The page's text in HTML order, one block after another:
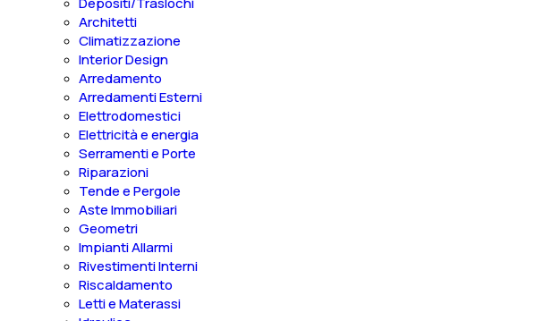
Architetti
Climatizzazione
Interior Design
Arredamento
Arredamenti Esterni
Elettrodomestici
Elettricità e energia
Serramenti e Porte
Riparazioni
Tende e Pergole
Aste Immobiliari
Geometri
Impianti Allarmi
Rivestimenti Interni
Riscaldamento
Letti e Materassi